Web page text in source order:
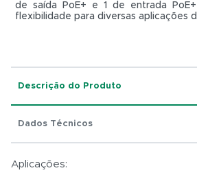
R$ 0,01
Total:
de saída PoE+ e 1 de entrada
flexibilidade para diversas aplicações
Descrição do Produto
Dados Técnicos
Aplicações: